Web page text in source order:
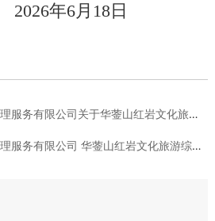
6年6月 18日
有限公司关于华蓥山红岩文化旅游综合体建...
务有限公司 华蓥山红岩文化旅游综合体建设...